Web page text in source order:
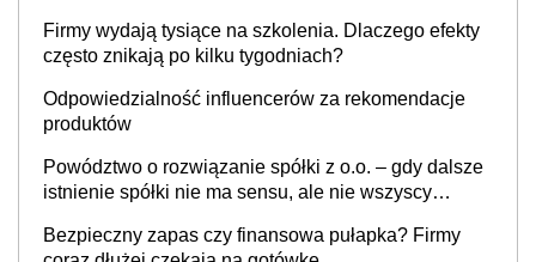
Firmy wydają tysiące na szkolenia. Dlaczego efekty
często znikają po kilku tygodniach?
Odpowiedzialność influencerów za rekomendacje
produktów
Powództwo o rozwiązanie spółki z o.o. – gdy dalsze
istnienie spółki nie ma sensu, ale nie wszyscy
Bezpieczny zapas czy finansowa pułapka? Firmy